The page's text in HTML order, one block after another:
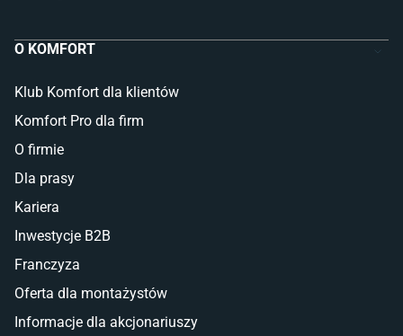
O KOMFORT
Klub Komfort dla klientów
Komfort Pro dla firm
O firmie
Dla prasy
Kariera
Inwestycje B2B
Franczyza
Oferta dla montażystów
Informacje dla akcjonariuszy